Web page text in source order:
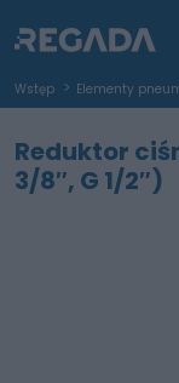
Wstęp Elementy
Reduktor
3/8″, G 1/2″)